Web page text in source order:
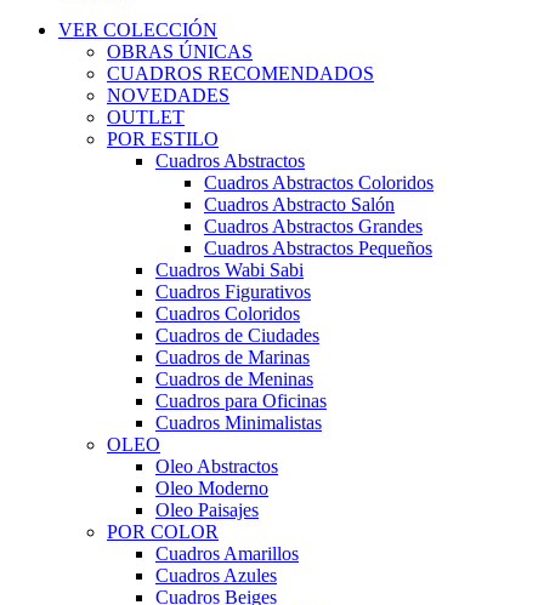
VER COLECCIÓN
OBRAS ÚNICAS
CUADROS RECOMENDADOS
NOVEDADES
OUTLET
POR ESTILO
Cuadros Abstractos
Cuadros Abstractos Coloridos
Cuadros Abstracto Salón
Cuadros Abstractos Grandes
Cuadros Abstractos Pequeños
Cuadros Wabi Sabi
Cuadros Figurativos
Cuadros Coloridos
Cuadros de Ciudades
Cuadros de Marinas
Cuadros de Meninas
Cuadros para Oficinas
Cuadros Minimalistas
OLEO
Oleo Abstractos
Oleo Moderno
Oleo Paisajes
POR COLOR
Cuadros Amarillos
Cuadros Azules
Cuadros Beiges